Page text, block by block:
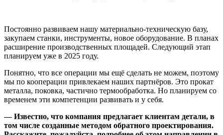
Постоянно развиваем нашу материально-техническую базу,
закупаем станки, инструменты, новое оборудование. В планах
расширение производственных площадей. Следующий этап
планируем уже в 2025 году.
Понятно, что все операции мы ещё сделать не можем, поэтому
мы по кооперации привлекаем наших партнёров. Это прокат
металла, поковка, частично термообработка. Но планируем со
временем эти компетенции развивать и у себя.
— Известно, что компания предлагает клиентам детали, в
том числе созданные методом обратного проектирования.